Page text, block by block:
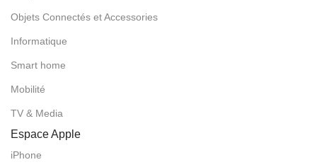
Objets Connectés et Accessories
Informatique
Smart home
Mobilité
TV & Media
Espace Apple
iPhone